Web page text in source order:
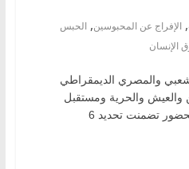
, الإفراج عن المحبوسين, الحبس
الإنسان
والمصري الديمقراطي
والعيش والحرية ومستقبل
تضمنت تحديد 6